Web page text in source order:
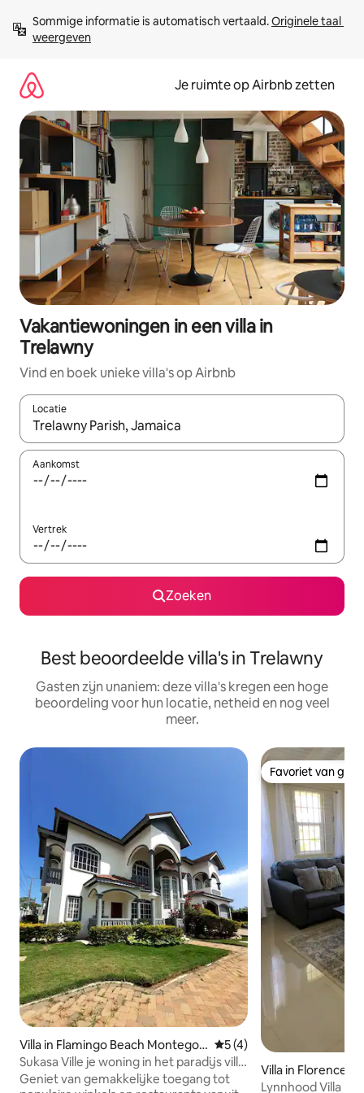
direct
naar
Sommige informatie is automatisch vertaald. Originele taal
weergeven
Je ruimte op Airbnb zetten
Vakantiewoningen in een villa in
Trelawny
Vind en boek unieke villa's op Airbnb
Locatie
Wanneer er suggesties beschikbaar zijn, maak je een keuze
Aankomst
Vertrek
Zoeken
Best beoordeelde villa's in Trelawny
Gasten zijn unaniem: deze villa's kregen een hoge
beoordeling voor hun locatie, netheid en nog veel
meer.
Villa in Flamingo Beach Montego
Bay
Gemiddelde beoordeling
5 (4)
Sukasa Ville je woning in het paradijs villa
editie
Geniet van gemakkelijke toegang tot
Favoriet van
Favoriet van
Villa in Florence
Lynnhood Villa